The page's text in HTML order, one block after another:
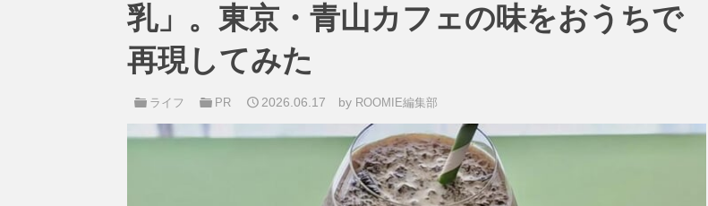
乳」。東京・青山カフェの味をおうちで
再現してみた
ライフ PR 2026.06.17 by ROOMIE編集部